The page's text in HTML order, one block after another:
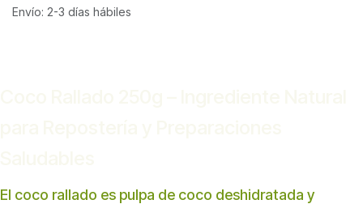
Envío: 2-3 días hábiles
El coco rallado es pulpa de coco deshidratada y